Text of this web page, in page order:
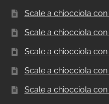
Scale a chiocciola con
Scale a chiocciola con
Scale a chiocciola con
Scale a chiocciola
Scale a chiocciola con